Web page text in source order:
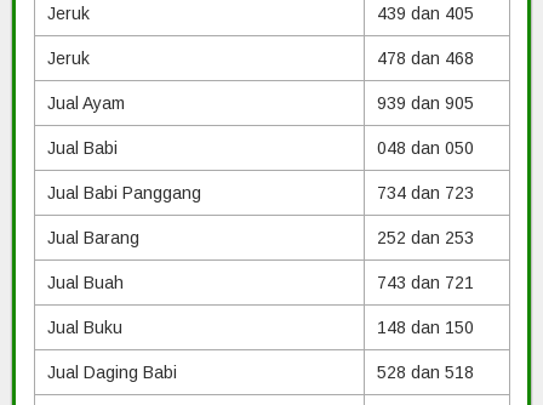
Jeruk 439 dan 405
Jeruk 478 dan 468
Jual Ayam 939 dan 905
Jual Babi 048 dan 050
Jual Babi Panggang 734 dan 723
Jual Barang 252 dan 253
Jual Buah 743 dan 721
Jual Buku 148 dan 150
Jual Daging Babi 528 dan 518